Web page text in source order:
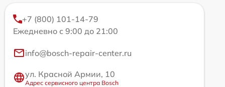
+7 (800) 101-14-79
Ежедневно с 9:00 до 21:00
info@bosch-repair-center.ru
ул. Красной Армии, 10
Адрес сервисного центра Bosch